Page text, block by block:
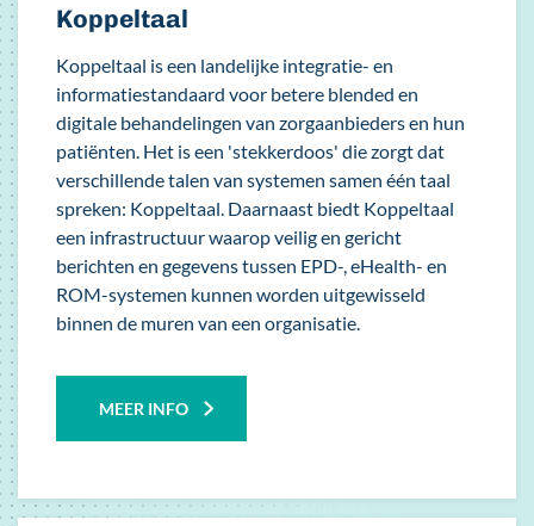
Koppeltaal
Koppeltaal is een landelijke integratie- en
informatiestandaard voor betere blended en
digitale behandelingen van zorgaanbieders en hun
patiënten. Het is een 'stekkerdoos' die zorgt dat
verschillende talen van systemen samen één taal
spreken: Koppeltaal. Daarnaast biedt Koppeltaal
een infrastructuur waarop veilig en gericht
berichten en gegevens tussen EPD-, eHealth- en
ROM-systemen kunnen worden uitgewisseld
binnen de muren van een organisatie.
MEER INFO